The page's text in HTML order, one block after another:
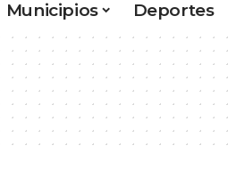
Municipios Deportes